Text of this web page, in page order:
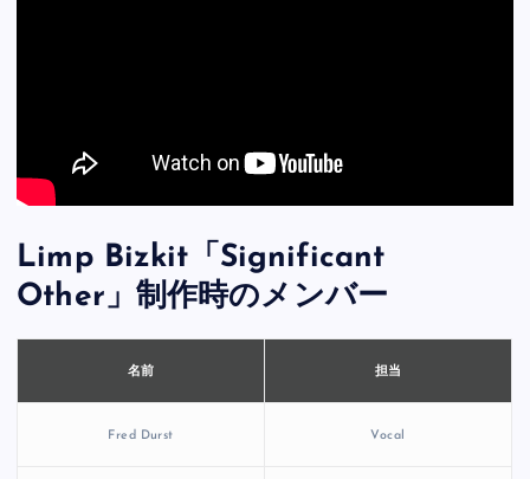
Limp Bizkit「Significant
Other」制作時のメンバー
名前 担当
Fred Durst Vocal